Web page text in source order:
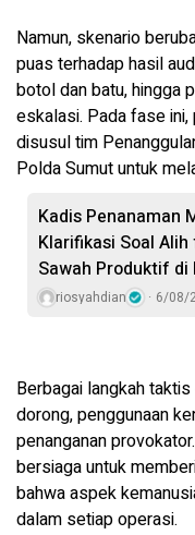
Namun, skenario
puas terhadap hasil
botol dan batu, hingga
eskalasi. Pada fase
disusul tim
Polda Sumut untuk
Kadis Penanaman
Klarifikasi Soal
Sawah Produktif di
riosyahdian 6/08/
Berbagai langkah
dorong, penggunaan
penanganan
bersiaga untuk
bahwa aspek
dalam setiap operasi.